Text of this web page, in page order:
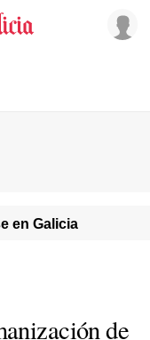
en Galicia
de